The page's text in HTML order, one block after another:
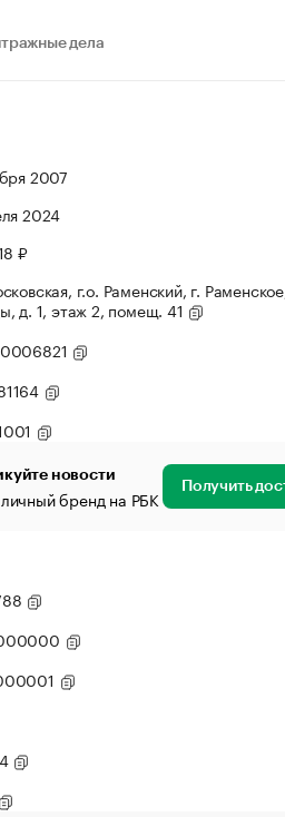
дела
2007
2024
₽
г.о. Раменский, г.
д. 1, этаж 2, помещ. 41
новости
бренд на РБК Получить